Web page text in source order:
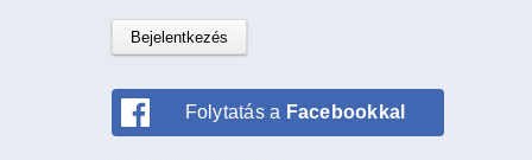
Folytatás a Facebookkal